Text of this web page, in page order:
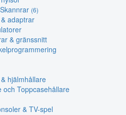
(6)
adaptrar
& gränssnitt
hjälmhållare
och Toppcasehållare
& TV-spel